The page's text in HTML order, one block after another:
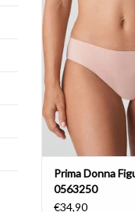
Prima
Prima Donna
0563250
€34,90